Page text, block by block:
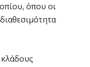
όπου οι